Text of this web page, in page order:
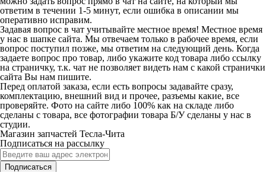
ответим в течении 1-5 минут, если ошибка в описании мы
оперативно исправим.
Задавая вопрос в чат учитывайте местное время! Местное время
у нас в шапке сайта. Мы отвечаем только в рабочее время, если
вопрос поступил позже, мы ответим на следующий день. Когда
задаете вопрос про товар, либо укажите код товара либо ссылку
на страничку, т.к. чат не позволяет видеть нам с какой странички
сайта Вы нам пишите.
Перед оплатой заказа, если есть вопросы задавайте сразу,
комплектацию, внешний вид и прочее, разъемы какие, все
проверяйте. Фото на сайте либо 100% как на складе либо
сделаны с товара, все фотографии товара Б/У сделаны у нас в
студии.
Магазин запчастей Тесла-Чита
Подписаться на рассылку
Подписаться